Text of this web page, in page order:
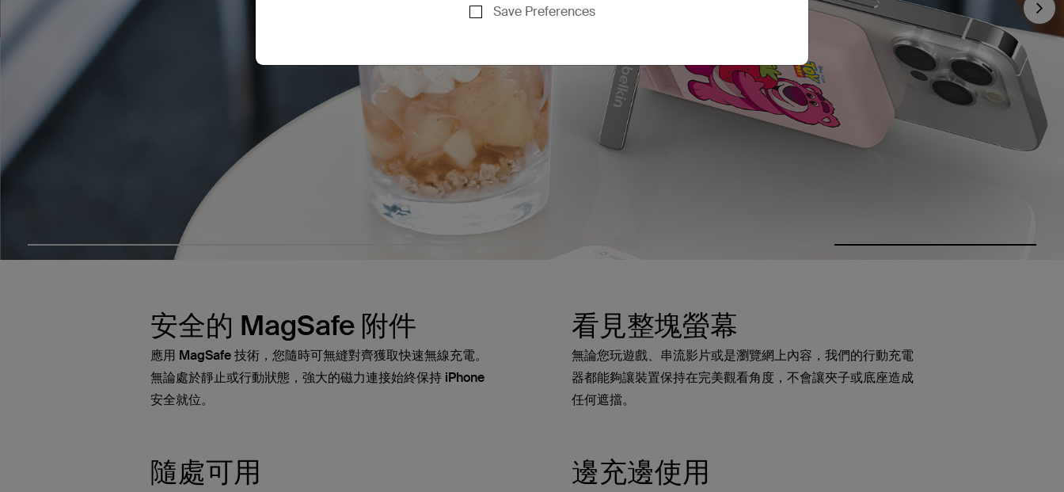
Save Preferences Next
安全的 MagSafe 附件
應用 MagSafe 技術，您隨時可無縫對齊獲取快速無線充電。
無論處於靜止或行動狀態，強大的磁力連接始終保持 iPhone
安全就位。
看見整塊螢幕
無論您玩遊戲、串流影片或是瀏覽網上內容，我們的行動充電
器都能夠讓裝置保持在完美觀看角度，不會讓夾子或底座造成
任何遮擋。
隨處可用 邊充邊使用